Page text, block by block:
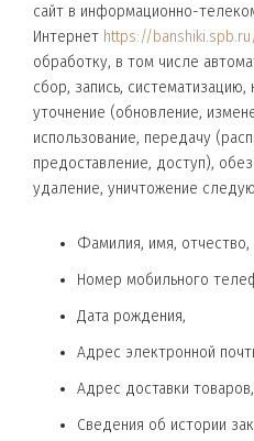
сайт в информационно-
Интернет https://
обработку, в том числе
сбор, запись, систематизацию,
уточнение (обновление,
использование, передачу
предоставление, доступ),
удаление, уничтожение
Фамилия, имя, отчество,
Номер мобильного
Дата рождения,
Адрес электронной
Адрес доставки товаров,
Сведения об истории